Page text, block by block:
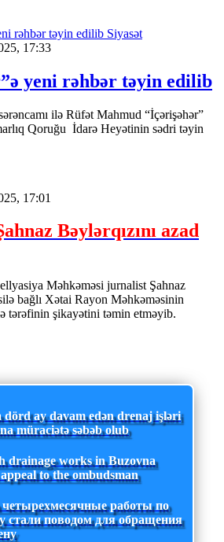
Siyasət
17:33
yeni rəhbər təyin edilib
ilə Rüfət Mahmud “İçərişəhər”
Qoruğu İdarə Heyətinin sədri təyin
17:01
Bəylərqızını azad
Məhkəməsi jurnalist Şahnaz
bağlı Xətai Rayon Məhkəməsinin
tərəfinin şikayətini təmin etməyib.
dörd ay davam edən drenaj işləri
müraciətə səbəb olub
drainage works in Buzovna
to the ombudsman
работы по
стали поводом для обращения